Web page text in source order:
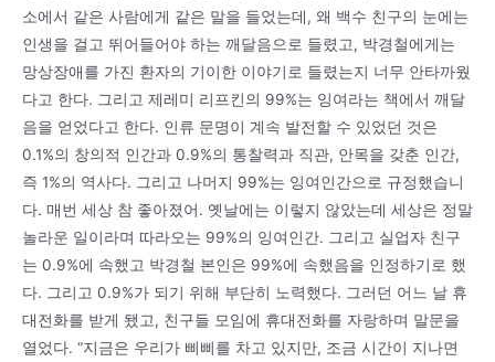
소에서 같은 사람에게 같은 말을 들었는데, 왜 백수 친구의 눈에는
인생을 걸고 뛰어들어야 하는 깨달음으로 들렸고, 박경철에게는
망상장애를 가진 환자의 기이한 이야기로 들렸는지 너무 안타까웠
다고 한다. 그리고 제레미 리프킨의 99%는 잉여라는 책에서 깨달
음을 얻었다고 한다. 인류 문명이 계속 발전할 수 있었던 것은
0.1%의 창의적 인간과 0.9%의 통찰력과 직관, 안목을 갖춘 인간,
즉 1%의 역사다. 그리고 나머지 99%는 잉여인간으로 규정했습니
다. 매번 세상 참 좋아졌어. 옛날에는 이렇지 않았는데 세상은 정말
놀라운 일이라며 따라오는 99%의 잉여인간. 그리고 실업자 친구
는 0.9%에 속했고 박경철 본인은 99%에 속했음을 인정하기로 했
다. 그리고 0.9%가 되기 위해 부단히 노력했다. 그러던 어느 날 휴
대전화를 받게 됐고, 친구들 모임에 휴대전화를 자랑하며 말문을
열었다. “지금은 우리가 삐삐를 차고 있지만, 조금 시간이 지나면